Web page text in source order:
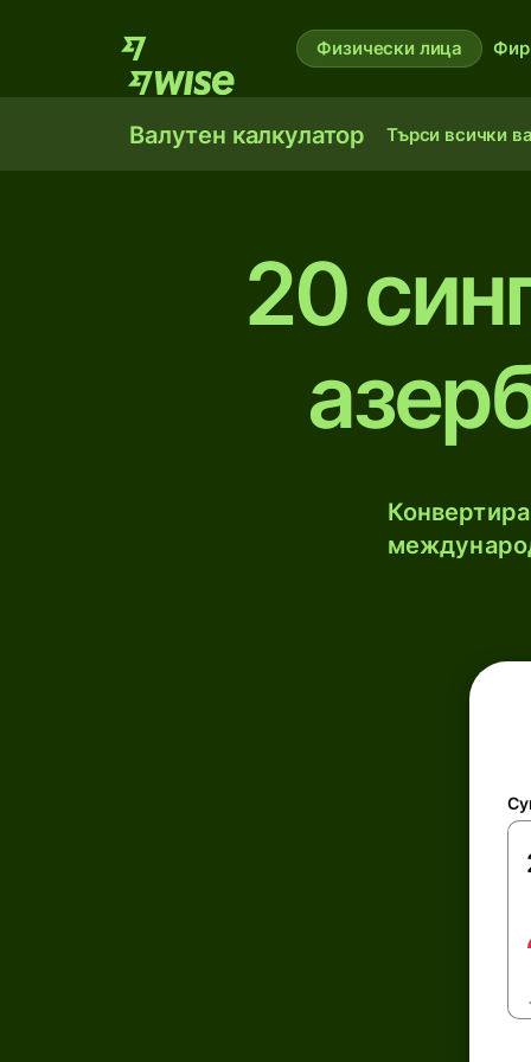
Физически лица
Валутен калкулатор Търси всички
20